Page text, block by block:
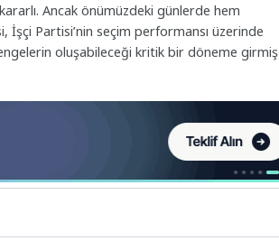
Ancak önümüzdeki günlerde hem
Partisi’nin seçim performansı üzerinde
oluşabileceği kritik bir döneme girmiş